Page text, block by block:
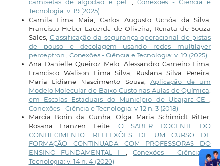
camisetas de algodão e pet ,Conexões - Ciência e
Tecnologia: v. 19 (2025)
Camila Lima Maia, Carlos Augusto Uchôa da Silva,
Francisco Heber Lacerda de Oliveira, Renata de Souza
Sales, Classificação da segurança operacional de pistas
de pouso e decolagem usando redes multilayer
perceptron , Conexões - Ciência e Tecnologia: v. 19 (2025)
Ana Danielle Queiroz Melo, Alessandro Carneiro Lima,
Francisco Walison Lima Silva, Ruslana Silva Pereira,
Maria Lidiane Nascimento Sousa,Aplicação de um
Modelo Molecular de Baixo Custo nas Aulas de Química,
em Escolas Estaduais do Município de Ubajara-CE,
Conexões - Ciência e Tecnologia: v. 12 n. 3 (2018)
Marcia Borin da Cunha, Olga Maria Schimidt Ritter,
Rosana Franzen Leite, O SABER DOCENTE DO
CONHECIMENTO: REFLEXÕES DE UM CURSO DE
FORMAÇÃO CONTINUADA COM PROFESSORAS DO
ENSINO FUNDAMENTAL I ,Conexões - Ciência e
Tecnologia: v. 14 n. 4 (2020)